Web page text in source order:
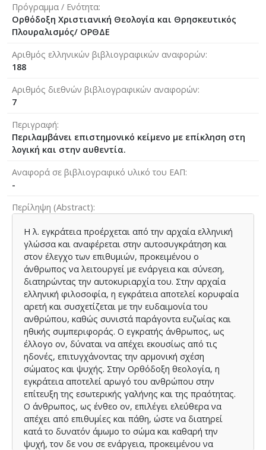
Πρόγραμμα / Ενότητα
Ορθόδοξη Χριστιανική Θεολογία και Θρησκευτικός
Πλουραλισμός/ ΟΡΘΔΕ
Αριθμός ελληνικών βιβλιογραφικών αναφορών
188
Αριθμός διεθνών βιβλιογραφικών αναφορών
7
Περιγραφή
Περιλαμβάνει επιστημονικό κείμενο με επίκληση στη
λογική και στην αυθεντία.
Αναφορά σε βιβλιογραφικό υλικό του ΕΑΠ
-
Περίληψη (Abstract)
Η λ. εγκράτεια προέρχεται από την αρχαία ελληνική
γλώσσα και αναφέρεται στην αυτοσυγκράτηση και
στον έλεγχο των επιθυμιών, προκειμένου ο
άνθρωπος να λειτουργεί με ενάργεια και σύνεση,
διατηρώντας την αυτοκυριαρχία του. Στην αρχαία
ελληνική φιλοσοφία, η εγκράτεια αποτελεί κορυφαία
αρετή και συσχετίζεται με την ευδαιμονία του
ανθρώπου, καθώς συνιστά παράγοντα ευζωίας και
ηθικής συμπεριφοράς. Ο εγκρατής άνθρωπος, ως
έλλογο ον, δύναται να απέχει εκουσίως από τις
ηδονές, επιτυγχάνοντας την αρμονική σχέση
σώματος και ψυχής. Στην Ορθόδοξη θεολογία, η
εγκράτεια αποτελεί αρωγό του ανθρώπου στην
επίτευξη της εσωτερικής γαλήνης και της πραότητας.
Ο άνθρωπος, ως ένθεο ον, επιλέγει ελεύθερα να
απέχει από επιθυμίες και πάθη, ώστε να διατηρεί
κατά το δυνατόν άμωμο το σώμα και καθαρή την
ψυχή, τον δε νου σε ενάργεια, προκειμένου να